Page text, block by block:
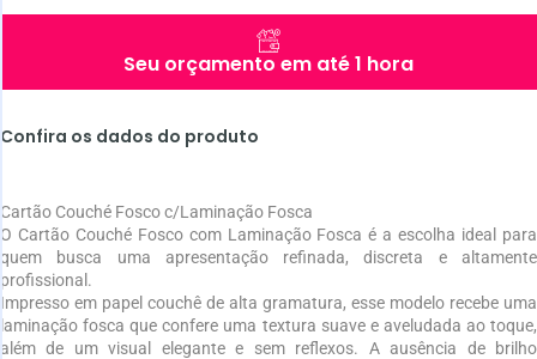
Seu orçamento em até 1 hora
Confira os dados do produto
Cartão Couché Fosco c/Laminação Fosca
O Cartão Couché Fosco com Laminação Fosca é a escolha ideal para
quem busca uma apresentação refinada, discreta e altamente
profissional.
Impresso em papel couchê de alta gramatura, esse modelo recebe uma
laminação fosca que confere uma textura suave e aveludada ao toque,
além de um visual elegante e sem reflexos. A ausência de brilho